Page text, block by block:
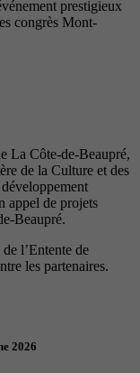
prestigieux
congrès Mont-
La Côte-de-Beaupré,
de la Culture et des
appel de projets
Beaupré.
l’Entente de
les partenaires.
2026